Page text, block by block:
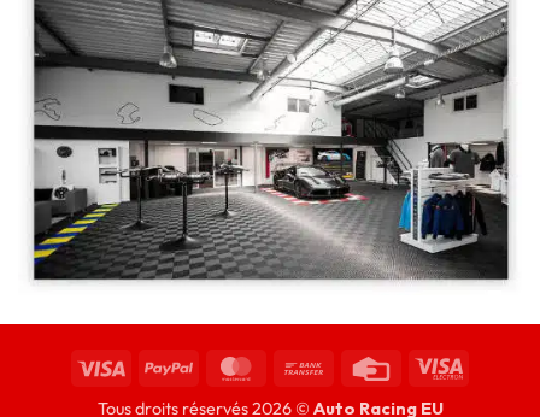
Tous droits réservés 2026 © Auto Racing EU